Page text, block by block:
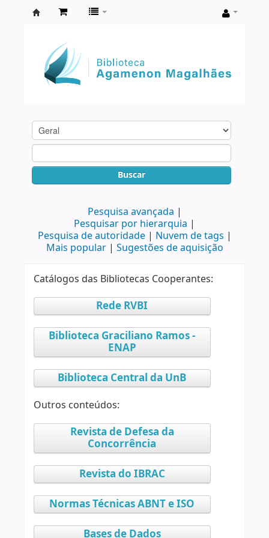
Agamenon
Magalhães
Buscar
Pesquisa avançada
Pesquisar por hierarquia
Pesquisa de autoridade
Nuvem de tags
Mais popular
Sugestões de aquisição
Catálogos das Bibliotecas Cooperantes:
Rede RVBI
Biblioteca Graciliano Ramos -
ENAP
Biblioteca Central da UnB
Outros conteúdos:
Revista de Defesa da
Concorrência
Revista do IBRAC
Normas Técnicas ABNT e ISO
Bases de Dados